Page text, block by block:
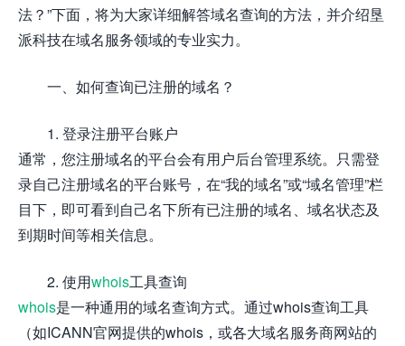
法？”下面，将为大家详细解答域名查询的方法，并介绍垦
派科技在域名服务领域的专业实力。
一、如何查询已注册的域名？
1. 登录注册平台账户
通常，您注册域名的平台会有用户后台管理系统。只需登
录自己注册域名的平台账号，在“我的域名”或“域名管理”栏
目下，即可看到自己名下所有已注册的域名、域名状态及
到期时间等相关信息。
2. 使用whois工具查询
whois是一种通用的域名查询方式。通过whois查询工具
（如ICANN官网提供的whois，或各大域名服务商网站的